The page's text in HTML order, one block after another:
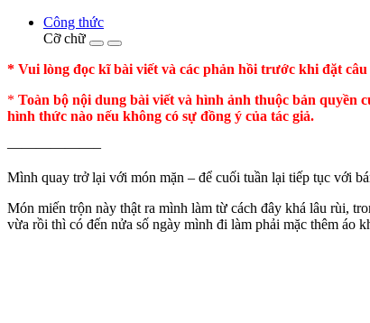
Công thức
Cỡ chữ
* Vui lòng đọc kĩ bài viết và các phản hồi trước khi đặt câu
* Toàn bộ nội dung bài viết và hình ảnh thuộc bản quyền
hình thức nào nếu không có sự đồng ý của tác giả.
——————–
Mình quay trở lại với món mặn – để cuối tuần lại tiếp tục với
Món miến trộn này thật ra mình làm từ cách đây khá lâu rùi,
vừa rồi thì có đến nửa số ngày mình đi làm phải mặc thêm áo